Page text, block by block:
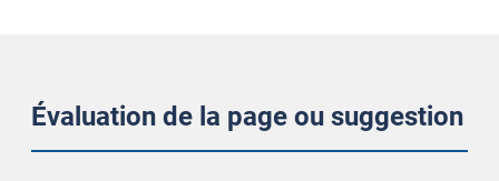
Évaluation de la page ou suggestion